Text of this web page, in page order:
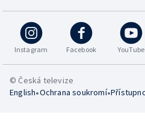
Instagram Facebook YouTube
© Česká televize
English•Ochrana soukromí•